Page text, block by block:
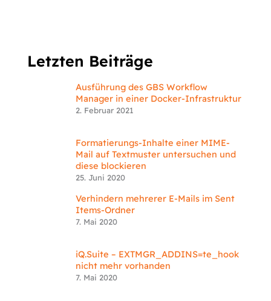
Letzten Beiträge
Ausführung des GBS Workflow
Manager in einer Docker-Infrastruktur
2. Februar 2021
Formatierungs-Inhalte einer MIME-
Mail auf Textmuster untersuchen und
diese blockieren
25. Juni 2020
Verhindern mehrerer E-Mails im Sent
Items-Ordner
7. Mai 2020
iQ.Suite – EXTMGR_ADDINS=te_hook
nicht mehr vorhanden
7. Mai 2020